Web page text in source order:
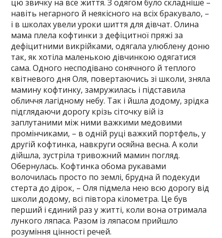
цю звичку на все життя. З одягом було складніше –
навіть негарного й неякісного на всіх бракувало, –
і в школах увели уроки шиття для дівчат. Олина
мама плела кофтинки з дефіцитної пряжі за
дефіцитними викрійками, одягала улюблену доню
так, як хотіла маленькою дівчинкою одягатися
сама. Одного несподівано сонячного й теплого
квітневого дня Оля, повертаючись зі школи, зняла
мамину кофтинку, замружилась і підставила
обличчя лагідному небу. Так і йшла додому, зрідка
підглядаючи дорогу крізь сіточку вій із
заплутаними між ними важкими медовими
промінчиками, – в одній руці важкий портфель, у
другій кофтинка, навкруги осяйна весна. A коли
дійшла, зустріла тривожний мамин погляд.
Обернулась. Кофтинка обома рукавами
волочилась просто по землі, брудна й подекуди
стерта до дірок, – Оля підмела нею всю дорогу від
школи додому, всі півтора кілометра. Це був
перший і єдиний раз у житті, коли вона отримала
лункого ляпаса. Разом із ляпасом прийшло
розуміння цінності речей.